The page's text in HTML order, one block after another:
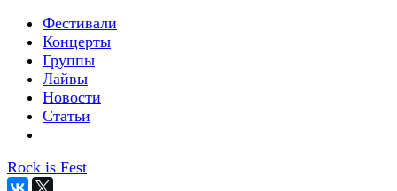
Фестивали
Концерты
Группы
Лайвы
Новости
Статьи
Rock is Fest